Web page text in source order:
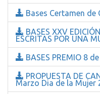
Bases Certamen de
BASES XXV
ESCRITAS POR UNA
BASES PREMIO 8
PROPUESTA DE
Marzo Dia de la Mujer